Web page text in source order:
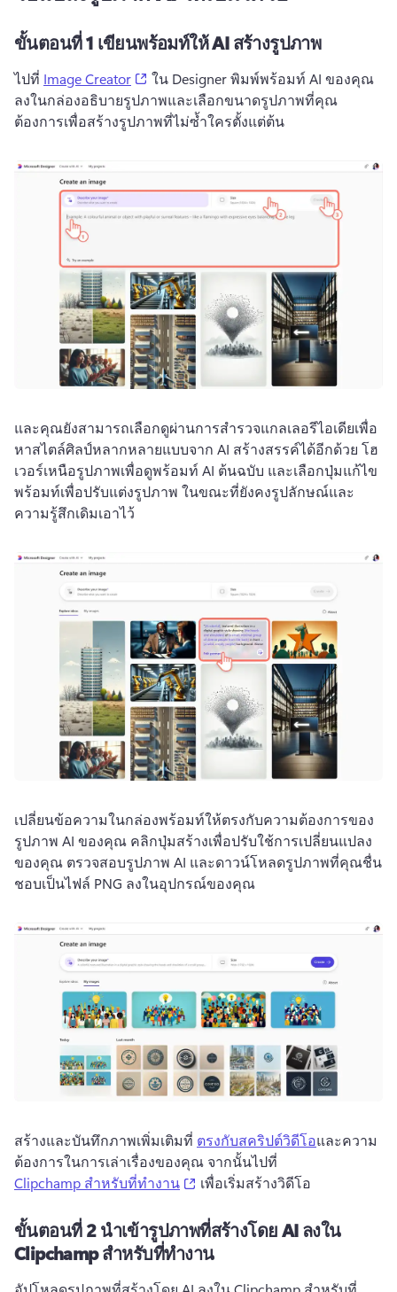
ขั้นตอนที่ 1 เขียนพร้อมท์ให้ AI สร้างรูปภาพ
ไปที่ Image Creator (opens in a new tab)
ใน Designer พิมพ์พร้อมท์ AI ของคุณ
ลงในกล่องอธิบายรูปภาพและเลือกขนาดรูปภาพที่คุณ
ต้องการเพื่อสร้างรูปภาพที่ไม่ซ้ำใครตั้งแต่ต้น
และคุณยังสามารถเลือกดูผ่านการสำรวจแกลเลอรีไอเดียเพื่อ
หาสไตล์ศิลป์หลากหลายแบบจาก AI สร้างสรรค์ได้อีกด้วย โฮ
เวอร์เหนือรูปภาพเพื่อดูพร้อมท์ AI ต้นฉบับ และเลือกปุ่มแก้ไข
พร้อมท์เพื่อปรับแต่งรูปภาพ ในขณะที่ยังคงรูปลักษณ์และ
ความรู้สึกเดิมเอาไว้
เปลี่ยนข้อความในกล่องพร้อมท์ให้ตรงกับความต้องการของ
รูปภาพ AI ของคุณ คลิกปุ่มสร้างเพื่อปรับใช้การเปลี่ยนแปลง
ของคุณ ตรวจสอบรูปภาพ AI และดาวน์โหลดรูปภาพที่คุณชื่น
ชอบเป็นไฟล์ PNG ลงในอุปกรณ์ของคุณ
สร้างและบันทึกภาพเพิ่มเติมที่ ตรงกับสคริปต์วิดีโอและความ
ต้องการในการเล่าเรื่องของคุณ จากนั้นไปที่
Clipchamp สำหรับที่ทำงาน
(opens in a new tab)
เพื่อเริ่มสร้างวิดีโอ
ขั้นตอนที่ 2นำเข้ารูปภาพที่สร้างโดย AI ลงใน
Clipchamp สำหรับที่ทำงาน